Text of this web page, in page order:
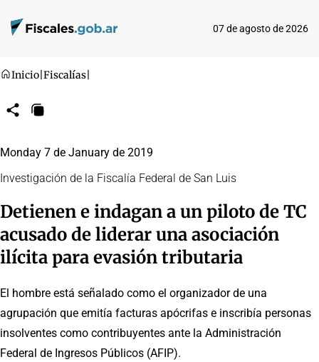
07 de agosto de 2026
Inicio Fiscalías
CompartirCopiar
Monday 7 de January de 2019
Investigación de la Fiscalía Federal de San Luis
Detienen e indagan a un piloto de TC
acusado de liderar una asociación
ilícita para evasión tributaria
El hombre está señalado como el organizador de una
agrupación que emitía facturas apócrifas e inscribía personas
insolventes como contribuyentes ante la Administración
Federal de Ingresos Públicos (AFIP).